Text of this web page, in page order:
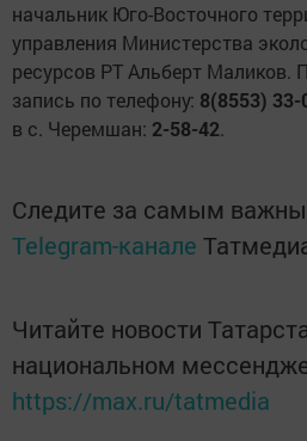
начальник Юго-Восточного
управления Министерства
ресурсов РТ Альберт Маликов.
запись по телефону: 8(8553) 33-
в с. Черемшан: 2-58-42.
Следите за самым
Telegram-канале
Читайте новости
национальном
https://max.ru/tatmedia